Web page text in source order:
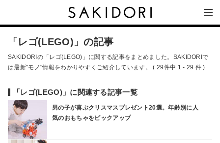
「レゴ(LEGO)」の記事
SAKIDORIの「レゴ(LEGO)」に関する記事をまとめました。SAKIDORIで
は最新"モノ"情報をわかりやすくご紹介しています。 ( 29件中 1 - 29 件 )
「レゴ(LEGO)」に関連する記事一覧
男の子が喜ぶクリスマスプレゼント20選。年齢別に人
気のおもちゃをピックアップ